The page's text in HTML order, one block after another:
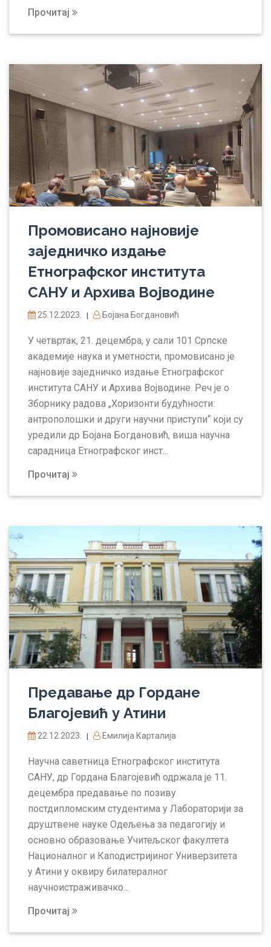
Прочитај
Промовисано најновије
заједничко издање
Етнографског института
САНУ и Архива Војводине
25.12.2023. Бојана Богдановић
У четвртак, 21. децембра, у сали 101 Српске
академије наука и уметности, промовисано је
најновије заједничко издање Етнографског
института САНУ и Архива Војводине. Реч је о
Зборнику радова „Хоризонти будућности:
антрополошки и други научни приступи“ који су
уредили др Бојана Богдановић, виша научна
сарадница Етнографског инст...
Прочитај
Предавање др Горданe
Благојевић у Атини
22.12.2023. Емилија Карталија
Научна саветница Етнографског института
САНУ, др Гордана Благојевић одржала је 11.
децембра предавање по позиву
постдипломским студентима у Лабораторији за
друштвене науке Одељења за педагогију и
основно образовање Учитељског факултета
Националног и Каподистријиног Универзитета
у Атини у оквиру билатералног
научноистраживачко...
Прочитај